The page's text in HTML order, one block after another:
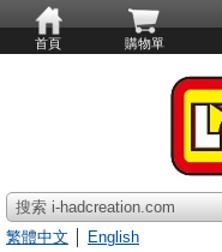
首頁 購物單
搜索 i-hadcreation.com
繁體中文
English